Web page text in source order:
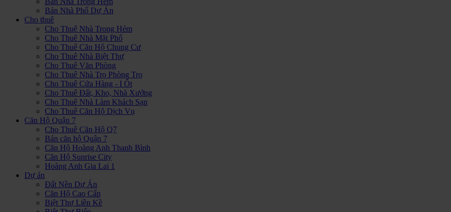
Bán Nhà Phố Dự Án
Cho thuê
Cho Thuê Nhà Trong Hẻm
Cho Thuê Nhà Mặt Phố
Cho Thuê Căn Hộ Chung Cư
Cho Thuê Nhà Biệt Thự
Cho Thuê Văn Phòng
Cho Thuê Nhà Trọ Phòng Trọ
Cho Thuê Cửa Hàng - I Ốt
Cho Thuê Đất, Kho, Nhà Xưởng
Cho Thuê Nhà Làm Khách Sạn
Cho Thuê Căn Hộ Dịch Vụ
Căn Hộ Quận 7
Cho Thuê Căn Hộ Q7
Bán căn hộ Quận 7
Căn Hộ Hoàng Anh Thanh Bình
Căn Hộ Sunrise City
Hoàng Anh Gia Lai 1
Dự án
Đất Nền Dự Án
Căn Hộ Cao Cấp
Biệt Thự Liền Kề